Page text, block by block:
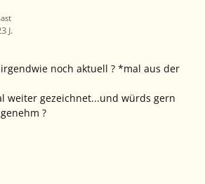
J.
noch aktuell ? *mal aus der
weiter gezeichnet...und würds gern
?